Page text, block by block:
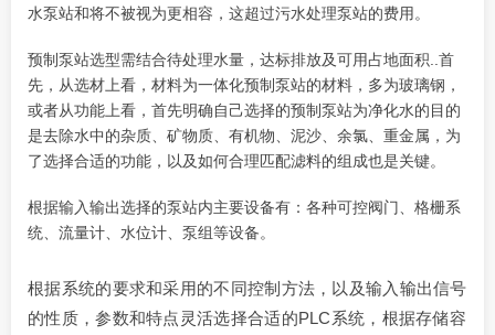
水泵站和将不被视为更相容，这超过污水处理泵站的费用。
预制泵站选型需结合待处理水量，达标排放及可用占地面积..首
先，从选材上看，材料为一体化预制泵站的材料，多为玻璃钢，
或者从功能上看，首先明确自己选择的预制泵站为净化水的目的
是去除水中的杂质、 矿物质、 有机物、 泥沙、 余氯、 重金属 ，为
了选择合适的功能，以及如何合理匹配滤料的组成也是关键。
根据输入输出选择的泵站内主要设备有：各种可控阀门、 格栅系
统、 流量计、 水位计、 泵组等设备。
根据系统的要求和采用的不同控制方法，以及输入输出信号
的性质，参数和特点灵活选择合适的PLC系统，根据存储容